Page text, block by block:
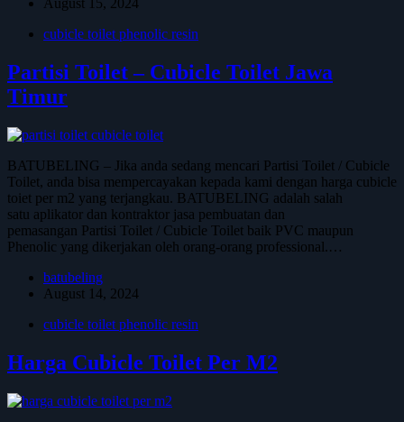
August 15, 2024
cubicle toilet phenolic resin
Partisi Toilet – Cubicle Toilet Jawa
Timur
BATUBELING – Jika anda sedang mencari Partisi Toilet / Cubicle
Toilet, anda bisa mempercayakan kepada kami dengan harga cubicle
toiet per m2 yang terjangkau. BATUBELING adalah salah
satu aplikator dan kontraktor jasa pembuatan dan
pemasangan Partisi Toilet / Cubicle Toilet baik PVC maupun
Phenolic yang dikerjakan oleh orang-orang professional.…
batubeling
August 14, 2024
cubicle toilet phenolic resin
Harga Cubicle Toilet Per M2